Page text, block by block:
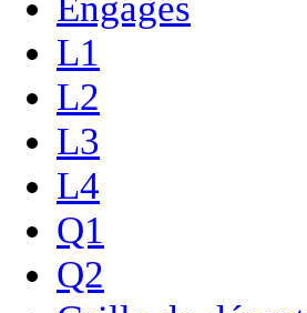
L1
L2
L3
L4
Q1
Q2